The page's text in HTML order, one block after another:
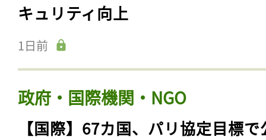
キュリティ向上
1日前
政府・国際機関・NGO
【国際】67カ国、パリ協定目標で